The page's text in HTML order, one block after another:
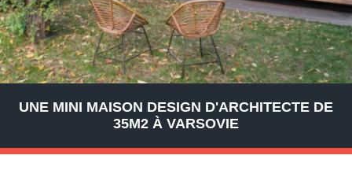
UNE MINI MAISON DESIGN D'ARCHITECTE DE
35M2 À VARSOVIE